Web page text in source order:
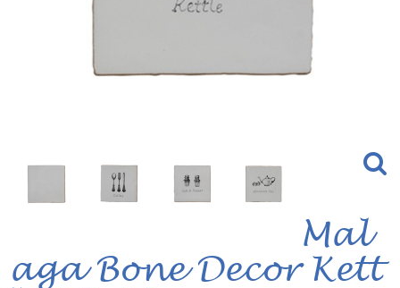
Mal
aga Bone Decor Kett